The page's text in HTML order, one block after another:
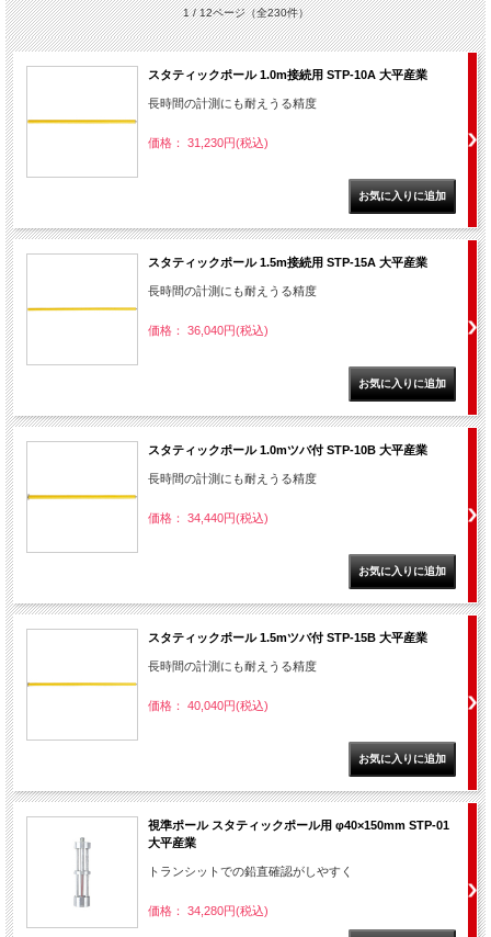
1 / 12ページ（全230件）
スタティックポール 1.0m接続用 STP-10A 大平産業
長時間の計測にも耐えうる精度
価格： 31,230円(税込)
スタティックポール 1.5m接続用 STP-15A 大平産業
長時間の計測にも耐えうる精度
価格： 36,040円(税込)
スタティックポール 1.0mツバ付 STP-10B 大平産業
長時間の計測にも耐えうる精度
価格： 34,440円(税込)
スタティックポール 1.5mツバ付 STP-15B 大平産業
長時間の計測にも耐えうる精度
価格： 40,040円(税込)
視準ポール スタティックポール用 φ40×150mm STP-01
大平産業
トランシットでの鉛直確認がしやすく
価格： 34,280円(税込)